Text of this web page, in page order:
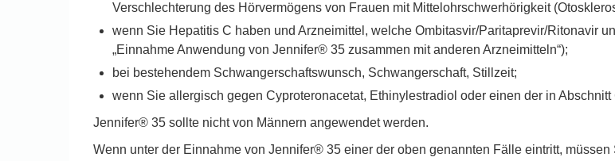
Verschlechterung des Hörvermögens von Frauen mit Mittelohrschwerhörigkeit
wenn Sie Hepatitis C haben und Arzneimittel, welche Ombitasvir/Paritaprevir/Ritonavir
„Einnahme Anwendung von Jennifer® 35 zusammen mit anderen Arzneimitteln“);
bei bestehendem Schwangerschaftswunsch, Schwangerschaft, Stillzeit;
wenn Sie allergisch gegen Cyproteronacetat, Ethinylestradiol oder einen der in
Jennifer® 35 sollte nicht von Männern angewendet werden.
Wenn unter der Einnahme von Jennifer® 35 einer der oben genannten Fälle eintritt,